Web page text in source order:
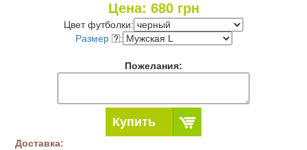
Цена: 680грн
Цвет футболки:
Размер
:
Пожелания:
Купить
Доставка: